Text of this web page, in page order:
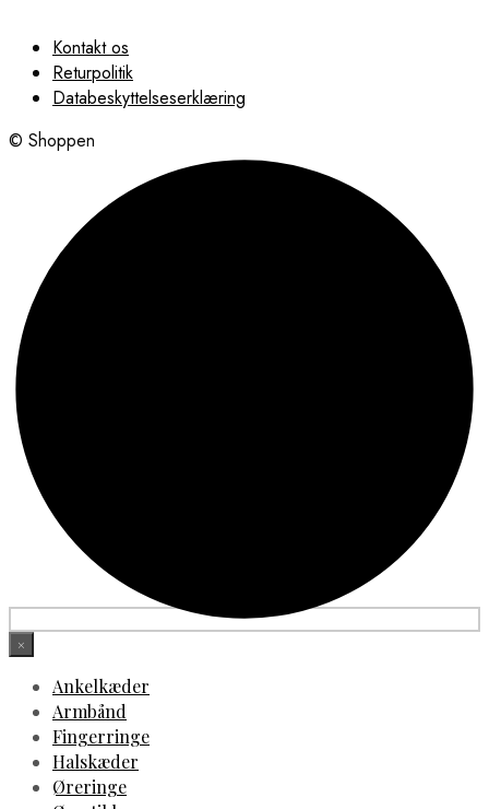
Kontakt os
Returpolitik
Databeskyttelseserklæring
© Shoppen
×
Ankelkæder
Armbånd
Fingerringe
Halskæder
Øreringe